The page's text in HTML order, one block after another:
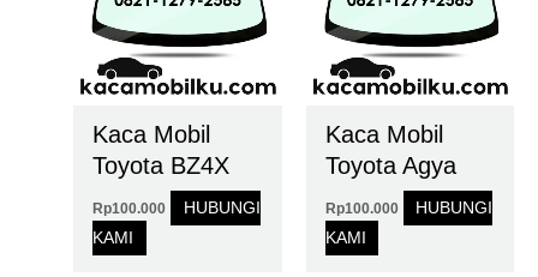
Kaca Mobil
Toyota BZ4X
Rp100.000
HUBUNGI
KAMI
Kaca Mobil
Toyota Agya
Rp100.000
HUBUNGI
KAMI